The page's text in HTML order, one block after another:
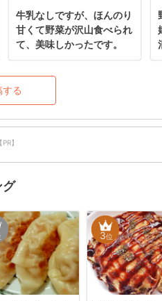
牛乳なしですが、ほんのり
甘くて野菜が沢山食べられ
て、美味しかったです。
る
【PR】
グ
3位